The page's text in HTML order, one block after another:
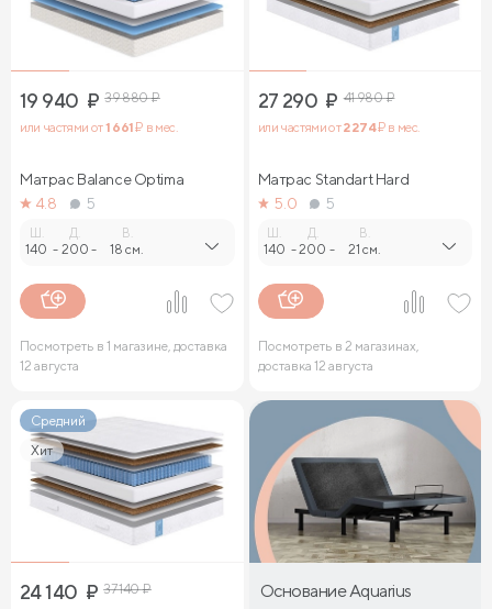
19 940 ₽ 39 880₽
или частями от1 661₽ в мес.
Матрас Balance Optima
4.8
5
Ш.
140 -
Д.
200 -
В.
18 см.
Посмотреть в 1 магазине, доставка
12 августа
27 290 ₽ 41 980₽
или частями от2 274₽ в мес.
Матрас Standart Hard
5.0
5
Ш.
140 -
Д.
200 -
В.
21 см.
Посмотреть в 2 магазинах,
доставка 12 августа
Средний
Хит
24 140 ₽ 37 140₽
Основание Aquarius